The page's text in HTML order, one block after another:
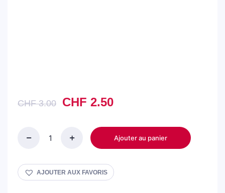
CHF3.00
Le
était :
CHF 3.00.
CHF 2.50Le
actuel
est :
CHF 2.50.
DE
PARFUM
Ajouter au panier
AJOUTER AUX FAVORIS